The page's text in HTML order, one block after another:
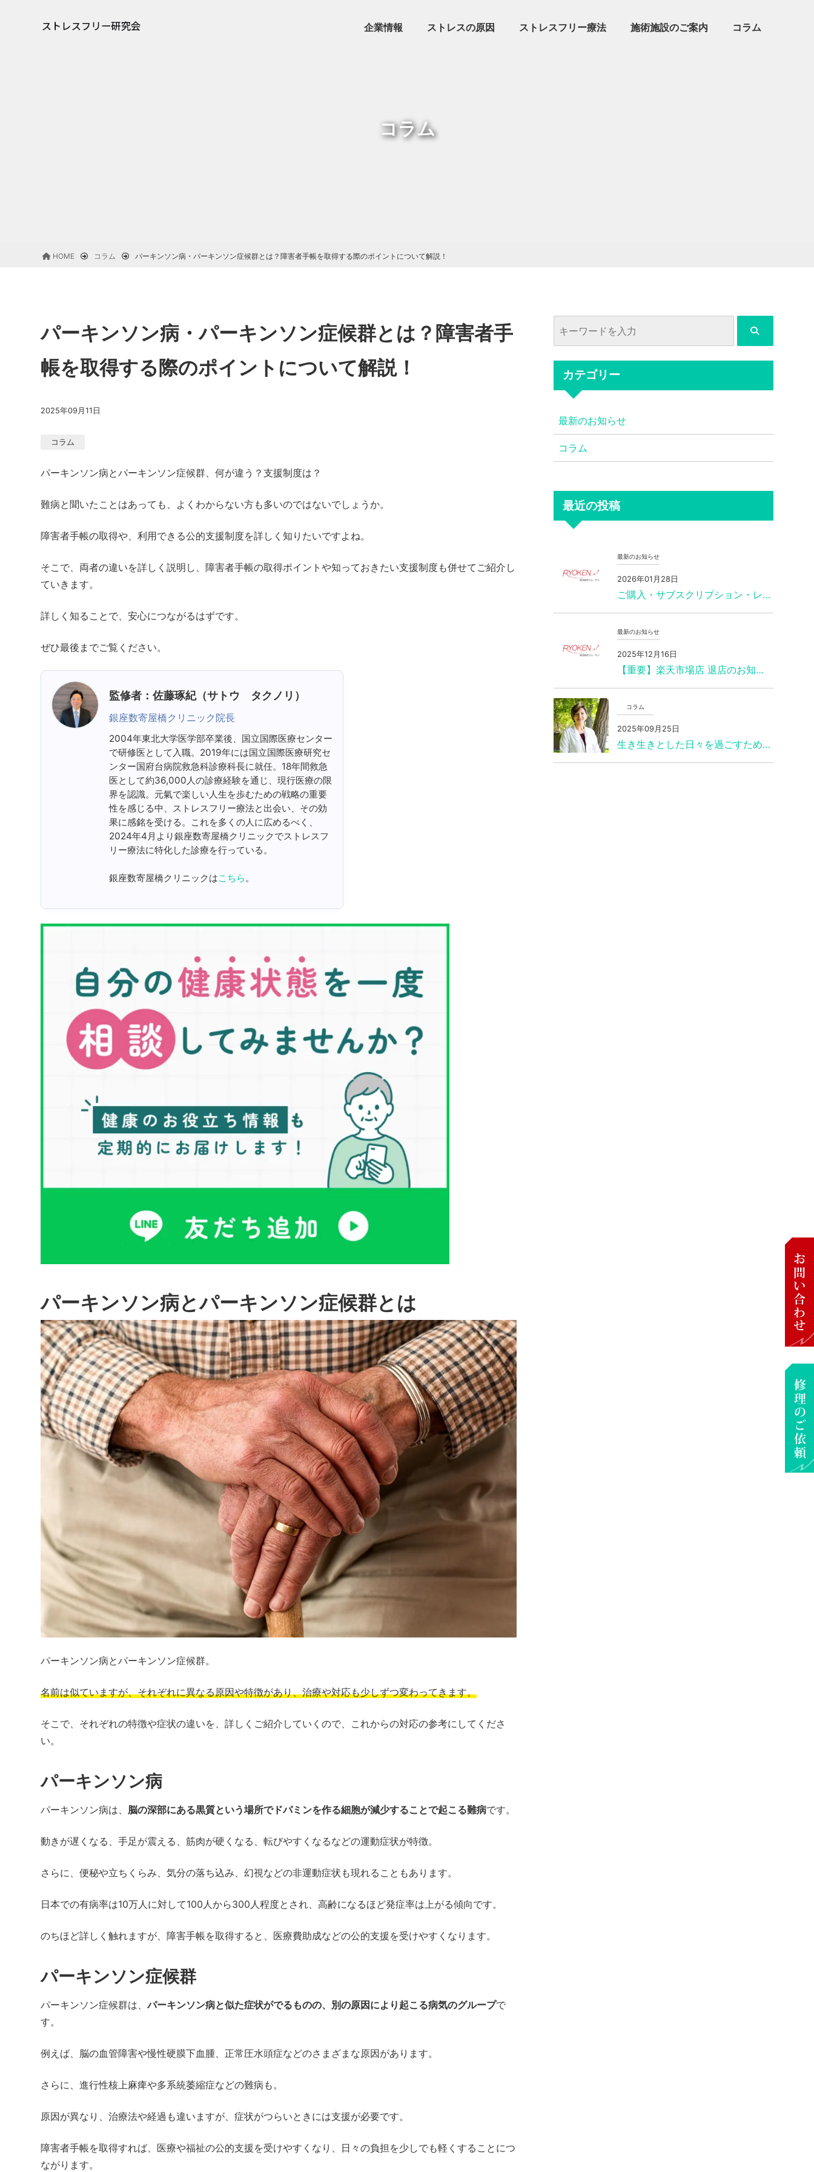
企業情報 ストレスの原因 ストレスフリー療法 施術施設のご案内 コラム
コラム
HOME コラム パーキンソン病・パーキンソン症候群とは？障害者手帳を取得する際のポイントについて解説！
パーキンソン病・パーキンソン症候群とは？障害者手
帳を取得する際のポイントについて解説！
2025年09月11日
コラム
パーキンソン病とパーキンソン症候群、何が違う？支援制度は？
難病と聞いたことはあっても、よくわからない方も多いのではないでしょうか。
障害者手帳の取得や、利用できる公的支援制度を詳しく知りたいですよね。
そこで、両者の違いを詳しく説明し、障害者手帳の取得ポイントや知っておきたい支援制度も併せてご紹介し
ていきます。
詳しく知ることで、安心につながるはずです。
ぜひ最後までご覧ください。
監修者：佐藤琢紀（サトウ タクノリ）
銀座数寄屋橋クリニック院長
2004年東北大学医学部卒業後、国立国際医療センター
で研修医として入職。2019年には国立国際医療研究セ
ンター国府台病院救急科診療科長に就任。18年間救急
医として約36,000人の診療経験を通じ、現行医療の限
界を認識。元氣で楽しい人生を歩むための戦略の重要
性を感じる中、ストレスフリー療法と出会い、その効
果に感銘を受ける。これを多くの人に広めるべく、
2024年4月より銀座数寄屋橋クリニックでストレスフ
リー療法に特化した診療を行っている。
銀座数寄屋橋クリニックはこちら 。
パーキンソン病とパーキンソン症候群とは
パーキンソン病とパーキンソン症候群。
名前は似ていますが、それぞれに異なる原因や特徴があり、治療や対応も少しずつ変わってきます。
そこで、それぞれの特徴や症状の違いを、詳しくご紹介していくので、これからの対応の参考にしてくださ
い。
パーキンソン病
パーキンソン病は、 脳の深部にある黒質という場所でドパミンを作る細胞が減少することで起こる難病です。
動きが遅くなる、手足が震える、筋肉が硬くなる、転びやすくなるなどの運動症状が特徴。
さらに、便秘や立ちくらみ、気分の落ち込み、幻視などの非運動症状も現れることもあります。
日本での有病率は10万人に対して100人から300人程度とされ、高齢になるほど発症率は上がる傾向です。
のちほど詳しく触れますが、障害手帳を取得すると、医療費助成などの公的支援を受けやすくなります。
パーキンソン症候群
パーキンソン症候群は、パーキンソン病と似た症状がでるものの、別の原因により起こる病気のグループで
す。
例えば、脳の血管障害や慢性硬膜下血腫、正常圧水頭症などのさまざまな原因があります。
さらに、進行性核上麻痺や多系統萎縮症などの難病も。
原因が異なり、治療法や経過も違いますが、症状がつらいときには支援が必要です。
障害者手帳を取得すれば、医療や福祉の公的支援を受けやすくなり、日々の負担を少しでも軽くすることにつ
ながります。
カテゴリー
最新のお知らせ
コラム
最近の投稿
最新のお知らせ
2026年01月28日
ご購入・サブスクリプション・レ…
最新のお知らせ
2025年12月16日
【重要】楽天市場店 退店のお知…
コラム
2025年09月25日
生き生きとした日々を過ごすため…